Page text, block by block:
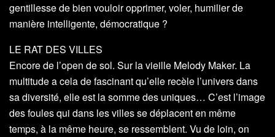
gentillesse de bien vouloir opprimer, voler, humilier de
manière intelligente, démocratique ?
LE RAT DES VILLES
Encore de l’open de sol. Sur la vieille Melody Maker. La
multitude a cela de fascinant qu’elle recèle l’univers dans
sa diversité, elle est la somme des uniques… C’est l’image
des foules qui dans les villes se déplacent en même
temps, à la même heure, se ressemblent. Vu de loin, on